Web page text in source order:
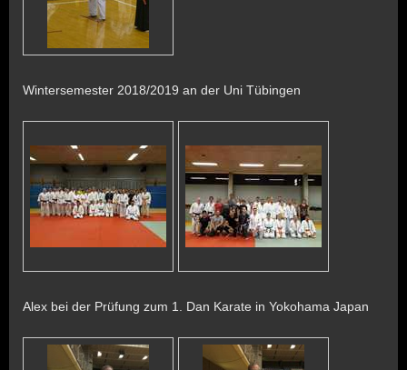
Wintersemester 2018/2019 an der Uni Tübingen
Alex bei der Prüfung zum 1. Dan Karate in Yokohama Japan